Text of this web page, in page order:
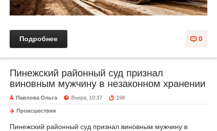
0
Подробнее
Пинежский районный суд признал
виновным мужчину в незаконном хранении
Павлова Ольга Вчера, 10:37 198
Происшествия
Пинежский районный суд признал виновным мужчину в